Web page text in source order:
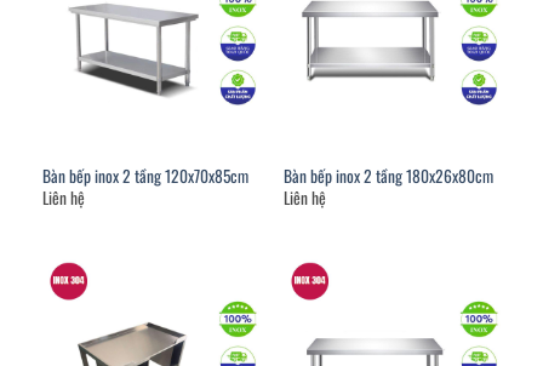
Bàn bếp inox 2 tầng 120x70x85cm
Liên hệ
Bàn bếp inox 2 tầng 180x26x80cm
Liên hệ